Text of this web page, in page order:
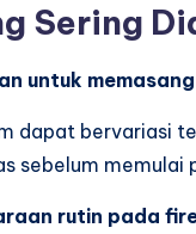
Sering
untuk
dapat bervariasi
sebelum memulai
rutin pada